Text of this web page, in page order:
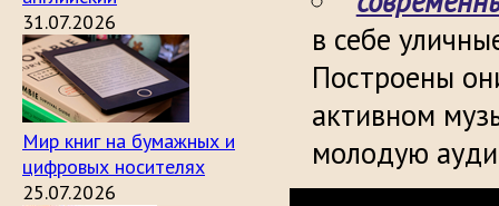
31.07.2026
Мир книг на бумажных и
цифровых носителях
25.07.2026
в себе
Построены
активном
молодую